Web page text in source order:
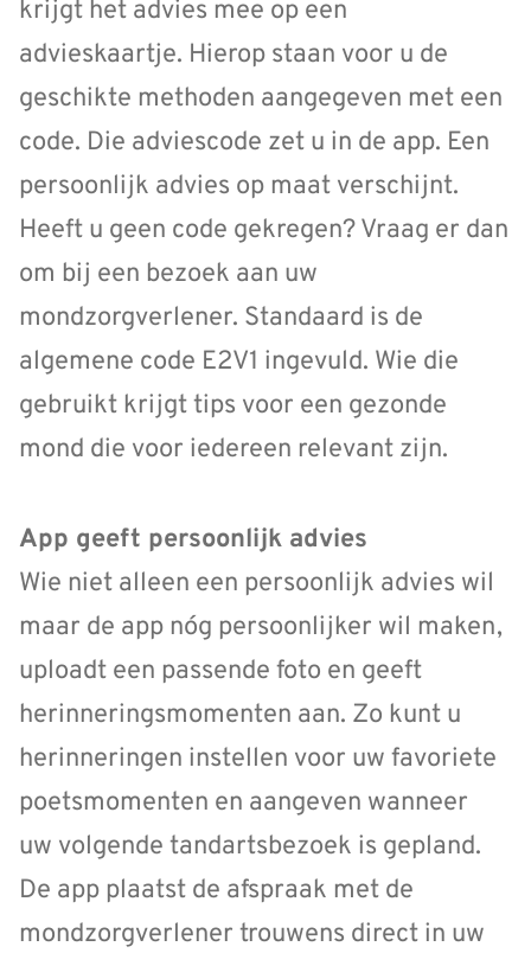
krijgt het advies mee op een
advieskaartje. Hierop staan voor u de
geschikte methoden aangegeven met een
code. Die adviescode zet u in de app. Een
persoonlijk advies op maat verschijnt.
Heeft u geen code gekregen? Vraag er dan
om bij een bezoek aan uw
mondzorgverlener. Standaard is de
algemene code E2V1 ingevuld. Wie die
gebruikt krijgt tips voor een gezonde
mond die voor iedereen relevant zijn.
App geeft persoonlijk advies
Wie niet alleen een persoonlijk advies wil
maar de app nóg persoonlijker wil maken,
uploadt een passende foto en geeft
herinneringsmomenten aan. Zo kunt u
herinneringen instellen voor uw favoriete
poetsmomenten en aangeven wanneer
uw volgende tandartsbezoek is gepland.
De app plaatst de afspraak met de
mondzorgverlener trouwens direct in uw